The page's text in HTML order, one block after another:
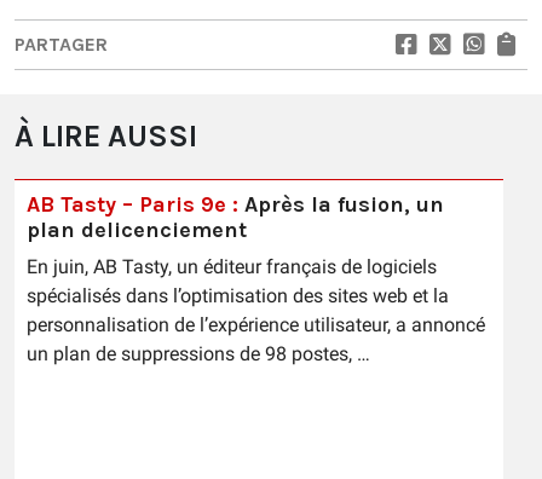
PARTAGER
À LIRE AUSSI
AB Tasty – Paris 9e : Après la fusion, un
plan delicenciement
En juin, AB Tasty, un éditeur français de logiciels
spécialisés dans l’optimisation des sites web et la
personnalisation de l’expérience utilisateur, a annoncé
un plan de suppressions de 98 postes, …